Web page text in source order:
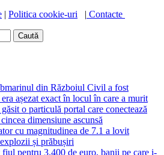
| Politica cookie-uri | Contacte
din Războiul Civil a fost
așezat exact în locul în care a murit
o particulă portal care conectează
dimensiune ascunsă
cu magnitudinea de 7.1 a lovit
și prăbușiri
pentru 3.400 de euro, banii pe care i-